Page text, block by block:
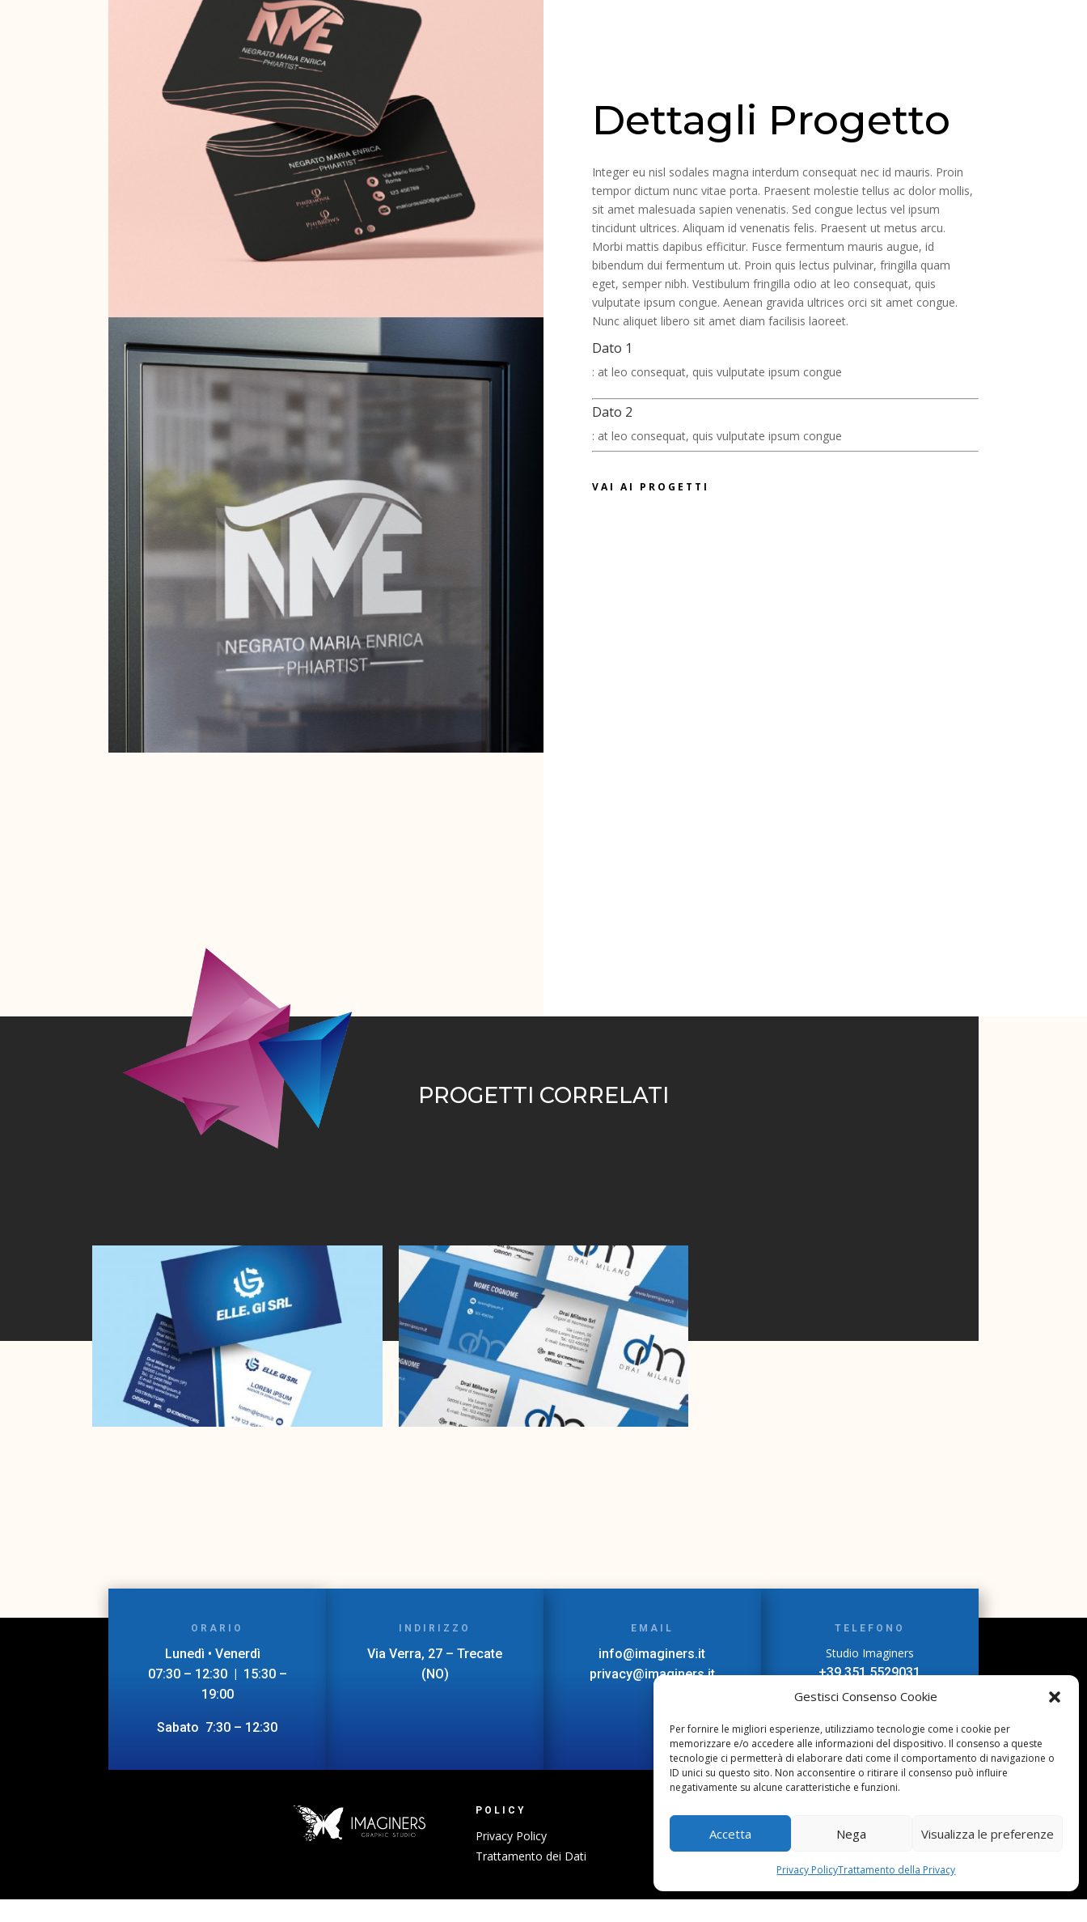
Gestisci Consenso Cookie
Per fornire le migliori esperienze, utilizziamo tecnologie come i cookie per
memorizzare e/o accedere alle informazioni del dispositivo. Il consenso a queste
tecnologie ci permetterà di elaborare dati come il comportamento di navigazione o
ID unici su questo sito. Non acconsentire o ritirare il consenso può influire
negativamente su alcune caratteristiche e funzioni.
Accetta Nega Visualizza le preferenze
Privacy PolicyTrattamento della Privacy
Dettagli Progetto
Integer eu nisl sodales magna interdum consequat nec id mauris. Proin
tempor dictum nunc vitae porta. Praesent molestie tellus ac dolor mollis,
sit amet malesuada sapien venenatis. Sed congue lectus vel ipsum
tincidunt ultrices. Aliquam id venenatis felis. Praesent ut metus arcu.
Morbi mattis dapibus efficitur. Fusce fermentum mauris augue, id
bibendum dui fermentum ut. Proin quis lectus pulvinar, fringilla quam
eget, semper nibh. Vestibulum fringilla odio at leo consequat, quis
vulputate ipsum congue. Aenean gravida ultrices orci sit amet congue.
Nunc aliquet libero sit amet diam facilisis laoreet.
Dato 1
: at leo consequat, quis vulputate ipsum congue
Dato 2
: at leo consequat, quis vulputate ipsum congue
VAI AI PROGETTI
PROGETTI CORRELATI
ORARIO
Lunedì • Venerdì
07:30 – 12:30 | 15:30 –
19:00
Sabato 7:30 – 12:30
INDIRIZZO
Via Verra, 27 – Trecate
(NO)
EMAIL
info@imaginers.it
privacy@imaginers.it
TELEFONO
Studio Imaginers
+39 351 5529031
Sogni di Carta
POLICY
Privacy Policy
Trattamento dei Dati
Preventivi
Prodotti del Negozio